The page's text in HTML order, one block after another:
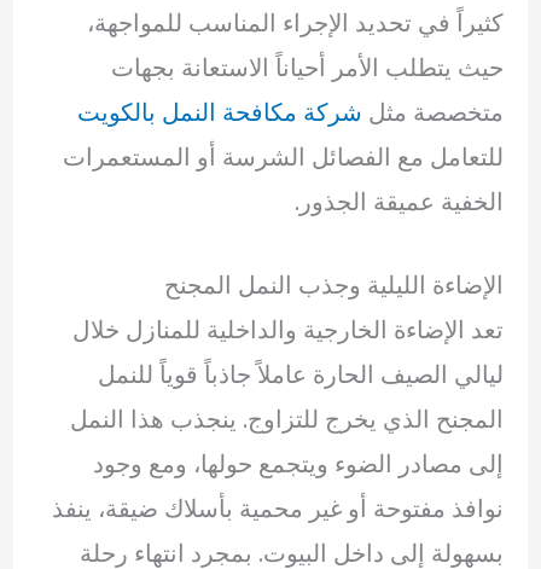
كثيراً في تحديد الإجراء المناسب للمواجهة،
حيث يتطلب الأمر أحياناً الاستعانة بجهات
متخصصة مثل شركة مكافحة النمل بالكويت
للتعامل مع الفصائل الشرسة أو المستعمرات
الخفية عميقة الجذور.
الإضاءة الليلية وجذب النمل المجنح
تعد الإضاءة الخارجية والداخلية للمنازل خلال
ليالي الصيف الحارة عاملاً جاذباً قوياً للنمل
المجنح الذي يخرج للتزاوج. ينجذب هذا النمل
إلى مصادر الضوء ويتجمع حولها، ومع وجود
نوافذ مفتوحة أو غير محمية بأسلاك ضيقة، ينفذ
بسهولة إلى داخل البيوت. بمجرد انتهاء رحلة